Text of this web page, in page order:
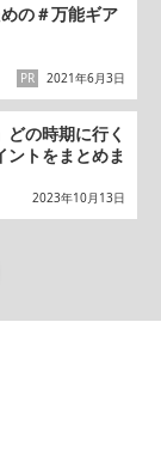
の＃万能ギア
2021年6月3日
PR
の時期に行く
ントをまとめま
2023年10月13日